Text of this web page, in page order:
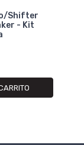
Shifter
- Kit